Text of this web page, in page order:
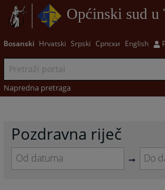
Općinski sud u
Bosanski Hrvatski Srpski Српски English
Napredna pretraga
Pozdravna riječ